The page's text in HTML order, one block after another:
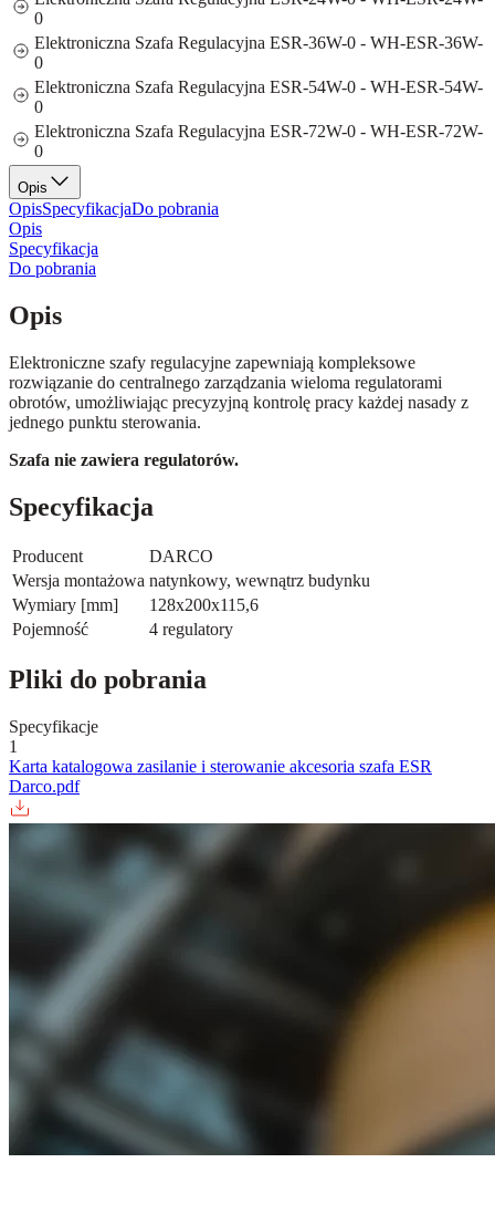
0
Elektroniczna Szafa Regulacyjna ESR-36W-0 - WH-ESR-36W-
0
Elektroniczna Szafa Regulacyjna ESR-54W-0 - WH-ESR-54W-
0
Elektroniczna Szafa Regulacyjna ESR-72W-0 - WH-ESR-72W-
0
Opis
OpisSpecyfikacjaDo pobrania
Opis
Specyfikacja
Do pobrania
Opis
Elektroniczne szafy regulacyjne zapewniają kompleksowe
rozwiązanie do centralnego zarządzania wieloma regulatorami
obrotów, umożliwiając precyzyjną kontrolę pracy każdej nasady z
jednego punktu sterowania.
Szafa nie zawiera regulatorów.
Specyfikacja
Producent
DARCO
Wersja montażowa natynkowy, wewnątrz budynku
Wymiary [mm]
128x200x115,6
Pojemność
4 regulatory
Pliki do pobrania
Specyfikacje
1
Karta katalogowa zasilanie i sterowanie akcesoria szafa ESR
Darco.pdf